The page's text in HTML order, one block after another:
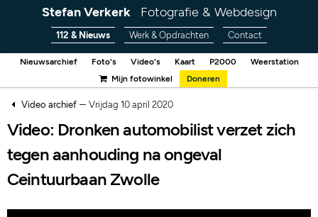
Stefan Verkerk Fotografie & Webdesign
112 & Nieuws Werk & Opdrachten Contact
Nieuwsarchief Foto's Video's Kaart P2000
Weerstation
Mijn fotowinkel
Doneren
Video archief– Vrijdag 10 april 2020
Video: Dronken automobilist verzet zich
tegen aanhouding na ongeval
Ceintuurbaan Zwolle